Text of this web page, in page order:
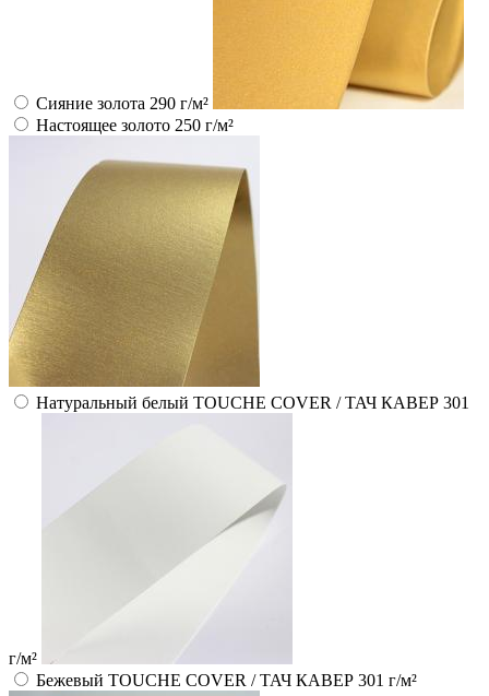
Сияние золота 290 г/м²
Настоящее золото 250 г/м²
Натуральный белый TOUCHE COVER / ТАЧ КАВЕР 301
г/м²
Бежевый TOUCHE COVER / ТАЧ КАВЕР 301 г/м²